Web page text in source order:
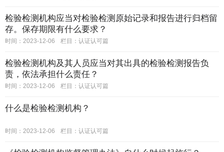
检验检测机构应当对检验检测原始记录和报告进行归档留
存。保存期限有什么要求？
时间：2023-12-06 栏目： 认证认可篇
检验检测机构及其人员应当对其出具的检验检测报告负
责，依法承担什么责任？
时间：2023-12-06 栏目： 认证认可篇
什么是检验检测机构？
时间：2023-12-06 栏目： 认证认可篇